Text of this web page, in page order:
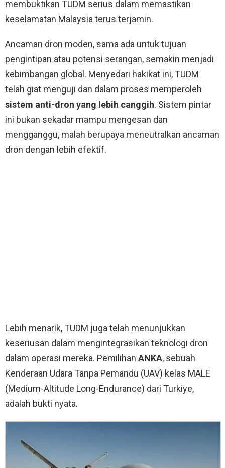
membuktikan TUDM serius dalam memastikan
keselamatan Malaysia terus terjamin.
Ancaman dron moden, sama ada untuk tujuan
pengintipan atau potensi serangan, semakin menjadi
kebimbangan global. Menyedari hakikat ini, TUDM
telah giat menguji dan dalam proses memperoleh
sistem anti-dron yang lebih canggih. Sistem pintar
ini bukan sekadar mampu mengesan dan
mengganggu, malah berupaya meneutralkan ancaman
dron dengan lebih efektif.
Lebih menarik, TUDM juga telah menunjukkan
keseriusan dalam mengintegrasikan teknologi dron
dalam operasi mereka. Pemilihan ANKA, sebuah
Kenderaan Udara Tanpa Pemandu (UAV) kelas MALE
(Medium-Altitude Long-Endurance) dari Turkiye,
adalah bukti nyata.